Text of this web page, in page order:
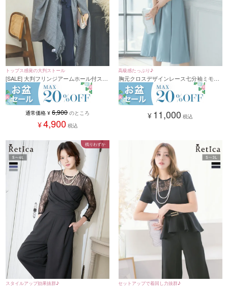
トップス感覚の大判ストール
[SALE] 大判フリンジアームホール付スト
ール
通常価格 ¥ 6,900 のところ
¥4,900 税込
高級感たっぷり♪
胸元クロスデザインレース七分袖ミモレ
丈パーティードレス (XSサイズ～4Lサイ
ズ)
¥ 11,000 税込
スタイルアップ効果抜群♪
残りわずか
セットアップで着回し力抜群♪